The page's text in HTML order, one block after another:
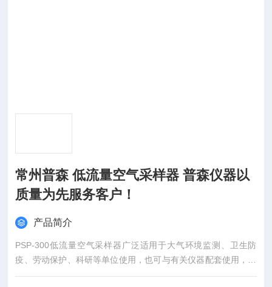
常州普森 低流量空气采样器 普森仪器以
质量为先服务客户！
产品简介
PSP-300低流量空气采样器广泛适用于大气环境监测、卫生防
疫、劳动保护、科研等单位使用，也可与有关仪器配套使用，通
过对采样气体分析，以了解环境被有害气体污染的程度，并向有